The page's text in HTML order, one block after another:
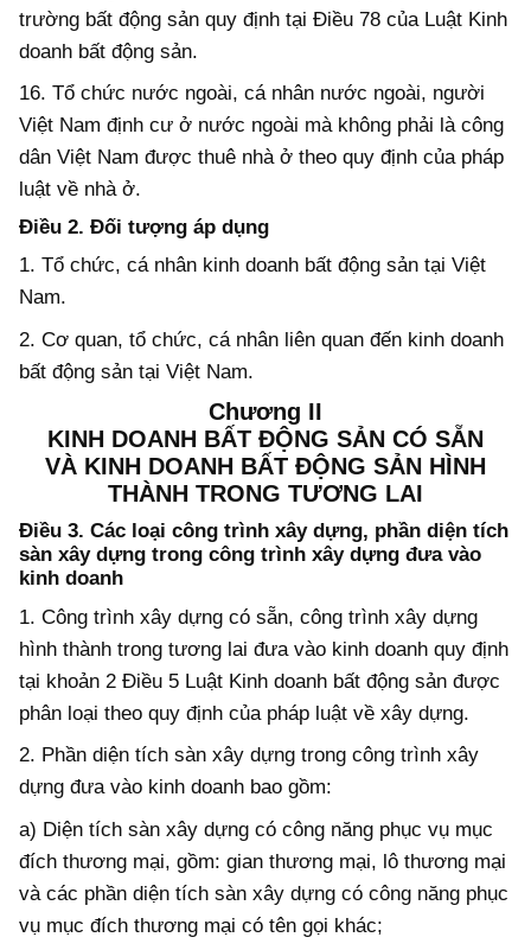
trường bất động sản quy định tại Điều 78 của Luật Kinh
doanh bất động sản.
16. Tổ chức nước ngoài, cá nhân nước ngoài, người
Việt Nam định cư ở nước ngoài mà không phải là công
dân Việt Nam được thuê nhà ở theo quy định của pháp
luật về nhà ở.
Điều 2. Đối tượng áp dụng
1. Tổ chức, cá nhân kinh doanh bất động sản tại Việt
Nam.
2. Cơ quan, tổ chức, cá nhân liên quan đến kinh doanh
bất động sản tại Việt Nam.
Chương II
KINH DOANH BẤT ĐỘNG SẢN CÓ SẴN
VÀ KINH DOANH BẤT ĐỘNG SẢN HÌNH
THÀNH TRONG TƯƠNG LAI
Điều 3. Các loại công trình xây dựng, phần diện tích
sàn xây dựng trong công trình xây dựng đưa vào
kinh doanh
1. Công trình xây dựng có sẵn, công trình xây dựng
hình thành trong tương lai đưa vào kinh doanh quy định
tại khoản 2 Điều 5 Luật Kinh doanh bất động sản được
phân loại theo quy định của pháp luật về xây dựng.
2. Phần diện tích sàn xây dựng trong công trình xây
dựng đưa vào kinh doanh bao gồm:
a) Diện tích sàn xây dựng có công năng phục vụ mục
đích thương mại, gồm: gian thương mại, lô thương mại
và các phần diện tích sàn xây dựng có công năng phục
vụ mục đích thương mại có tên gọi khác;